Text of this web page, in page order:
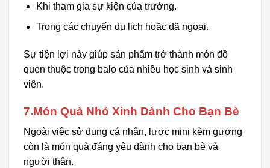
Khi tham gia sự kiện của trường.
Trong các chuyến du lịch hoặc dã ngoại.
Sự tiện lợi này giúp sản phẩm trở thành món đồ
quen thuộc trong balo của nhiều học sinh và sinh
viên.
7.Món Quà Nhỏ Xinh Dành Cho Bạn Bè
Ngoài việc sử dụng cá nhân, lược mini kèm gương
còn là món quà đáng yêu dành cho bạn bè và
người thân.